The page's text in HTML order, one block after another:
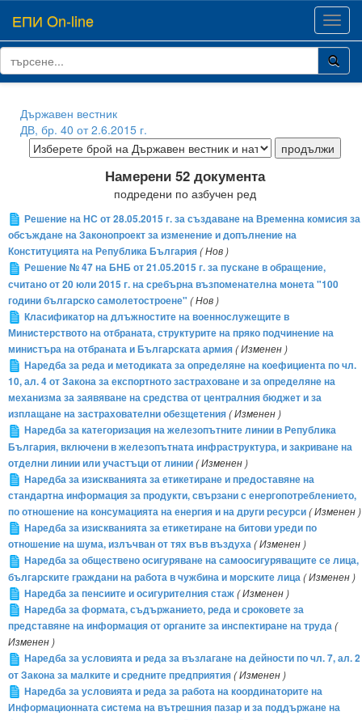
ЕПИ On-line
Държавен вестник
ДВ, бр. 40 от 2.6.2015 г.
Намерени 52 документа
подредени по азбучен ред
Решение на НС от 28.05.2015 г. за създаване на Временна комисия за
обсъждане на Законопроект за изменение и допълнение на
Конституцията на Република България( Нов )
Решение № 47 на БНБ от 21.05.2015 г. за пускане в обращение,
считано от 20 юли 2015 г. на сребърна възпоменателна монета "100
години българско самолетостроене" ( Нов )
Класификатор на длъжностите на военнослужещите в
Министерството на отбраната, структурите на пряко подчинение на
министъра на отбраната и Българската армия( Изменен )
Наредба за реда и методиката за определяне на коефициента по чл.
10, ал. 4 от Закона за експортното застраховане и за определяне на
механизма за заявяване на средства от централния бюджет и за
изплащане на застрахователни обезщетения( Изменен )
Наредба за категоризация на железопътните линии в Република
България, включени в железопътната инфраструктура, и закриване на
отделни линии или участъци от линии( Изменен )
Наредба за изискванията за етикетиране и предоставяне на
стандартна информация за продукти, свързани с енергопотреблението,
по отношение на консумацията на енергия и на други ресурси( Изменен )
Наредба за изискванията за етикетиране на битови уреди по
отношение на шума, излъчван от тях във въздуха( Изменен )
Наредба за обществено осигуряване на самоосигуряващите се лица,
българските граждани на работа в чужбина и морските лица( Изменен )
Наредба за пенсиите и осигурителния стаж( Изменен )
Наредба за формата, съдържанието, реда и сроковете за
представяне на информация от органите за инспектиране на труда(
Изменен )
Наредба за условията и реда за възлагане на дейности по чл. 7, ал. 2
от Закона за малките и средните предприятия( Изменен )
Наредба за условията и реда за работа на координаторите на
Информационната система на вътрешния пазар и за поддържане на